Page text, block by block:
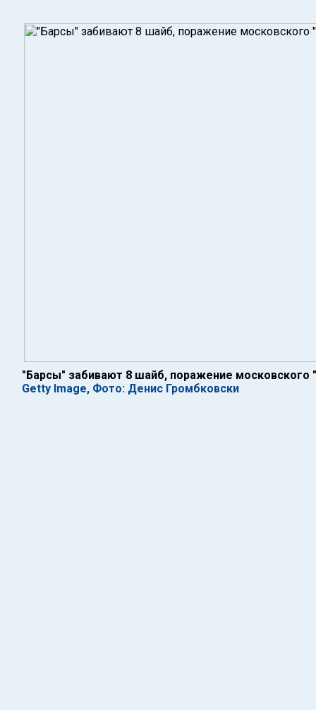
"Барсы" забивают 8 шайб, поражение московского
Getty Image, Фото: Денис Громбковски